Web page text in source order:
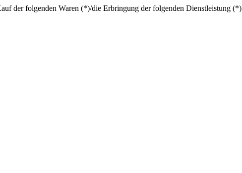
der folgenden Waren (*)/die Erbringung der folgenden Dienstleistung (*)